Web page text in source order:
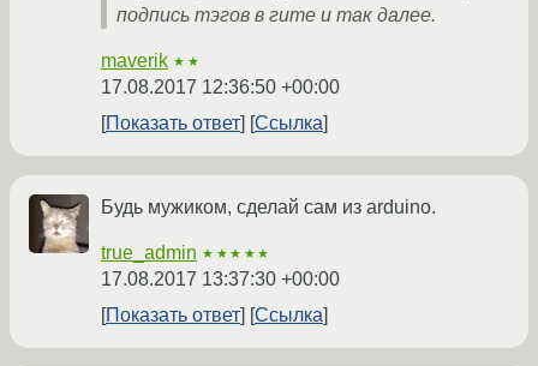
подпись тэгов в гите и так далее.
maverik ★★
17.08.2017 12:36:50 +00:00
Показать ответ
Ссылка
Будь мужиком, сделай сам из arduino.
true_admin ★★★★★
17.08.2017 13:37:30 +00:00
Показать ответ
Ссылка